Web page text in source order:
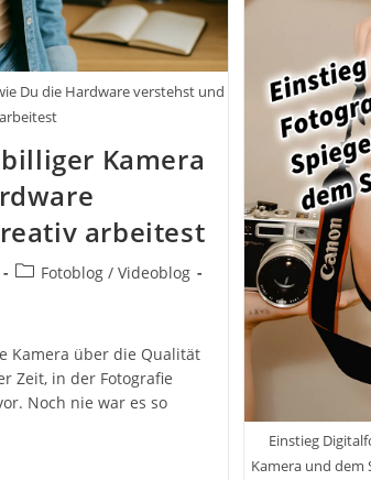
Du die Hardware verstehst und
Kamera
arbeitest
Beitrags-
Fotoblog / Videoblog
Kamera über die Qualität
Zeit, in der Fotografie
Noch nie war es so
Einstieg
Kamera und dem